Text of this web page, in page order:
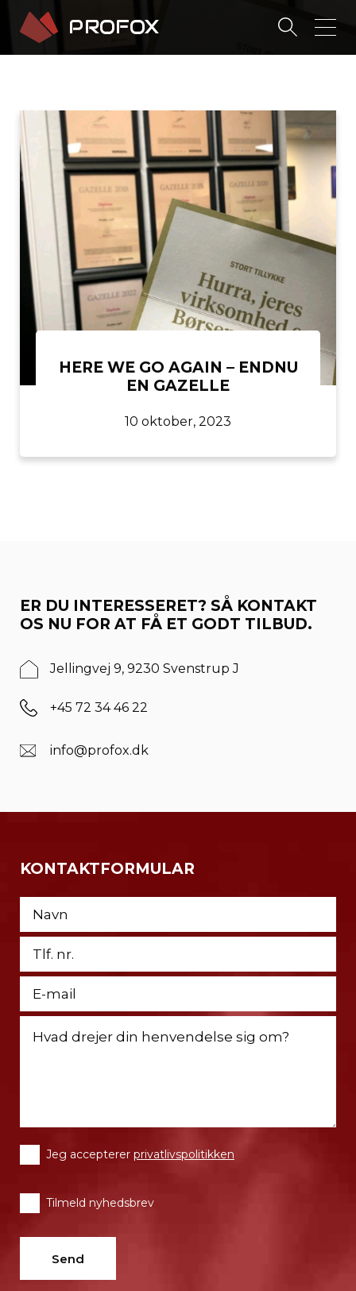
HERE WE GO AGAIN – ENDNU
EN GAZELLE
10 oktober, 2023
ER DU INTERESSERET? SÅ KONTAKT
OS NU FOR AT FÅ ET GODT TILBUD.
Jellingvej 9, 9230 Svenstrup J
+45 72 34 46 22
info@profox.dk
KONTAKTFORMULAR
Jeg accepterer privatlivspolitikken
Tilmeld nyhedsbrev